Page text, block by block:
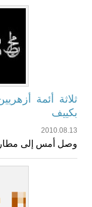
ثلاثة أئمة
بكييف
2010.08.13
وصل أمس إلى مطار